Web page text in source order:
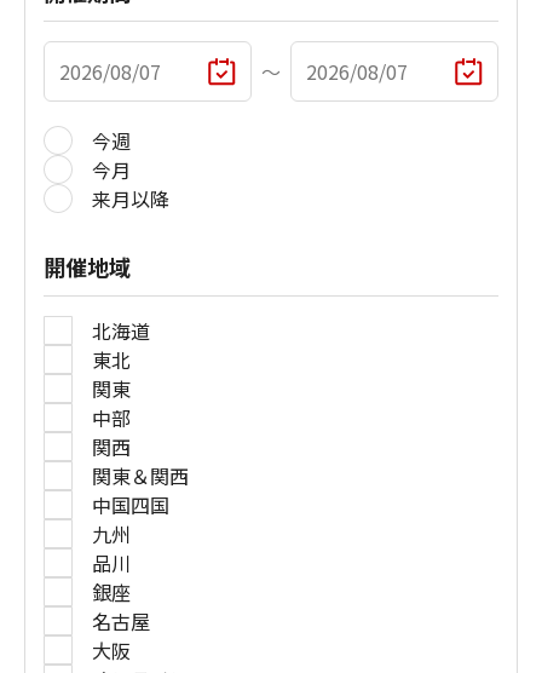
〜
今週
今月
来月以降
開催地域
北海道
東北
関東
中部
関西
関東＆関西
中国四国
九州
品川
銀座
名古屋
大阪